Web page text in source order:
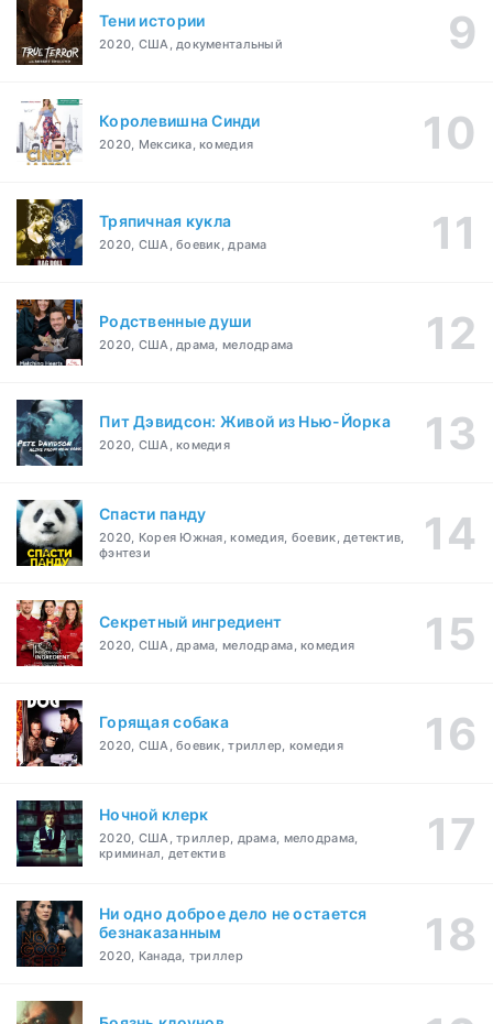
Тени истории
2020, США, документальный
Королевишна Синди
2020, Мексика, комедия
Тряпичная кукла
2020, США, боевик, драма
Родственные души
2020, США, драма, мелодрама
Пит Дэвидсон: Живой из Нью-Йорка
2020, США, комедия
Спасти панду
2020, Корея Южная, комедия, боевик, детектив,
фэнтези
Секретный ингредиент
2020, США, драма, мелодрама, комедия
Горящая собака
2020, США, боевик, триллер, комедия
Ночной клерк
2020, США, триллер, драма, мелодрама,
криминал, детектив
Ни одно доброе дело не остается
безнаказанным
2020, Канада, триллер